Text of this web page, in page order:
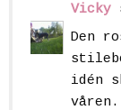
Vicky
Den
idén
våren.